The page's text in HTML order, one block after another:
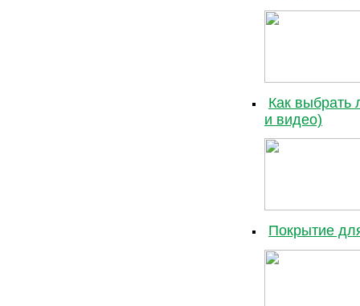
Как выбрать
и видео)
Покрытие